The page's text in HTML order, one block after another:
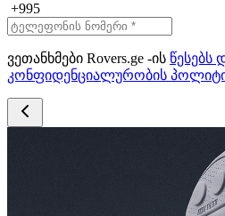
+995
ვეთანხმები Rovers.ge -ის წესებს
კონფიდენციალურობის